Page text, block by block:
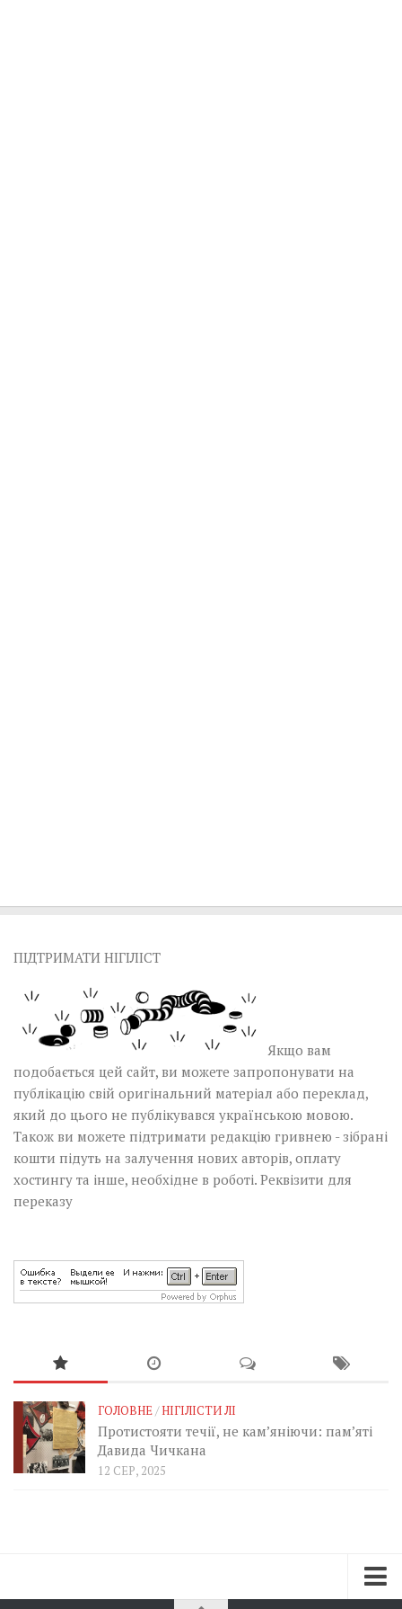
ПІДТРИМАТИ НІГІЛІСТ
Якщо вам
подобається цей сайт, ви можете запропонувати на
публікацію свій оригінальний матеріал або переклад,
який до цього не публікувався українською мовою.
Також ви можете підтримати редакцію гривнею - зібрані
кошти підуть на залучення нових авторів, оплату
хостингу та інше, необхідне в роботі. Реквізити для
переказу
ГОЛОВНЕ/НІГІЛІСТИ ЛІ
Протистояти течії, не кам’яніючи: пам’яті
Давида Чичкана
12 СЕР, 2025